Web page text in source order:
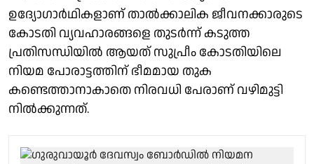
ഉദ്യോഗാർഥികളാണ് താൽക്കാലിക ജീവനക്കാരുടെ
കോടതി വ്യവഹാരങ്ങളെ തുടർന്ന് കടുത്ത
പ്രതിസന്ധിയിൽ ആയത് സുപ്രീം കോടതിയിലെ
നിയമ പോരാട്ടത്തിന് ഭീമമായ തുക
കണ്ടെത്താനാകാതെ നിരവധി പേരാണ് വഴിമുട്ടി
നിൽക്കുന്നത്.